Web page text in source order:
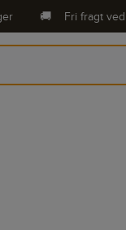
🚚 Fri fragt